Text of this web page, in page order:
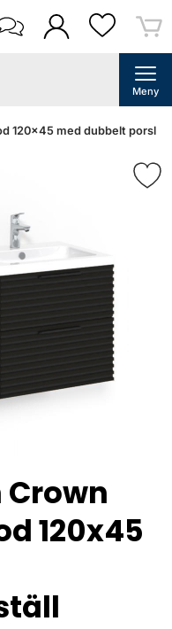
Meny
120x45 med dubbelt
Crown
120x45